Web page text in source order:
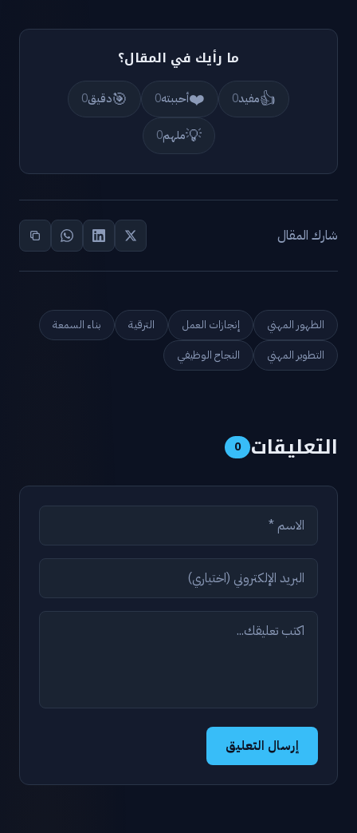
ما رأيك في المقال؟
👍مفيد0
❤️أحببته0
🎯دقيق0
💡ملهم0
شارك المقال
الظهور المهني إنجازات العمل الترقية
بناء السمعة
التطوير المهني
النجاح الوظيفي
التعليقات 0
إرسال التعليق